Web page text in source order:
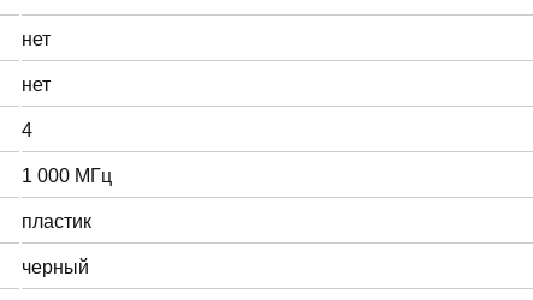
нет
нет
4
1 000 МГц
пластик
черный